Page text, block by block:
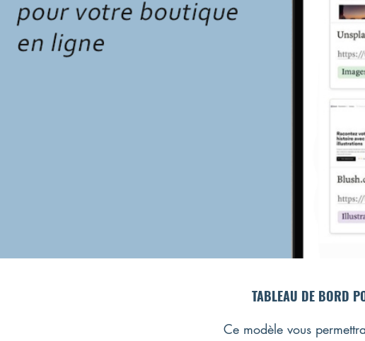
TABLEAU DE BORD
Ce modèle vous